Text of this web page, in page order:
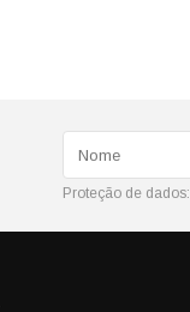
Proteção de dados: